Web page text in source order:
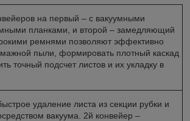
на первый – с вакуумными
планками, и второй – замедляющий
ремнями позволяют эффективно
пыли, формировать плотный каскад
точный подсчет листов и их укладку в
удаление листа из секции рубки и
вакуума. 2й конвейер –